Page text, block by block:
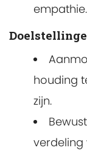
empathie.
houding
zijn.
verdeling